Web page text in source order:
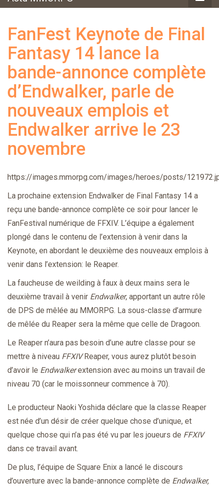
FanFest Keynote de Final
Fantasy 14 lance la
bande-annonce complète
d’Endwalker, parle de
nouveaux emplois et
Endwalker arrive le 23
novembre
https://images.mmorpg.com/images/heroes/posts/
La prochaine extension Endwalker de Final Fantasy 14 a
reçu une bande-annonce complète ce soir pour lancer le
FanFestival numérique de FFXIV. L’équipe a également
plongé dans le contenu de l’extension à venir dans la
Keynote, en abordant le deuxième des nouveaux emplois à
venir dans l’extension: le Reaper.
La faucheuse de weilding à faux à deux mains sera le
deuxième travail à venir Endwalker, apportant un autre rôle
de DPS de mêlée au MMORPG. La sous-classe d’armure
de mêlée du Reaper sera la même que celle de Dragoon.
Le Reaper n’aura pas besoin d’une autre classe pour se
mettre à niveau FFXIVReaper, vous aurez plutôt besoin
d’avoir le Endwalkerextension avec au moins un travail de
niveau 70 (car le moissonneur commence à 70).
Le producteur Naoki Yoshida déclare que la classe Reaper
est née d’un désir de créer quelque chose d’unique, et
quelque chose qui n’a pas été vu par les joueurs de FFXIV
dans ce travail avant.
De plus, l’équipe de Square Enix a lancé le discours
d’ouverture avec la bande-annonce complète de Endwalker,